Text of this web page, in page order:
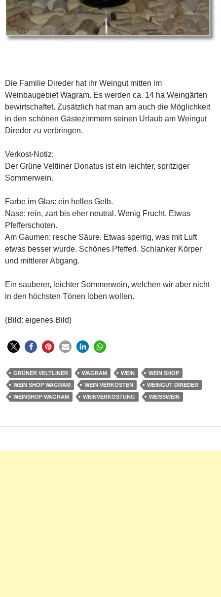
Die Familie Direder hat ihr Weingut mitten im
Weinbaugebiet Wagram. Es werden ca. 14 ha Weingärten
bewirtschaftet. Zusätzlich hat man am auch die Möglichkeit
in den schönen Gästezimmern seinen Urlaub am Weingut
Direder zu verbringen.
Verkost-Notiz:
Der Grüne Veltliner Donatus ist ein leichter, spritziger
Sommerwein.
Farbe im Glas: ein helles Gelb.
Nase: rein, zart bis eher neutral. Wenig Frucht. Etwas
Pfefferschoten.
Am Gaumen: resche Säure. Etwas sperrig, was mit Luft
etwas besser wurde. Schönes Pfefferl. Schlanker Körper
und mittlerer Abgang.
Ein sauberer, leichter Sommerwein, welchen wir aber nicht
in den höchsten Tönen loben wollen.
(Bild: eigenes Bild)
GRÜNER VELTLINER WAGRAM WEIN
WEIN SHOP
WEIN SHOP WAGRAM
WEIN VERKOSTEN
WEINGUT DIREDER
WEINSHOP WAGRAM
WEINVERKOSTUNG WEISSWEIN